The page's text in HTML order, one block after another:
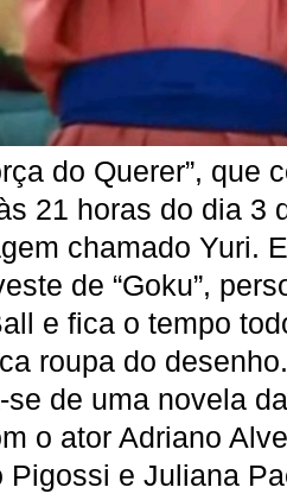
do Querer”, que
21 horas do dia 3
chamado Yuri.
de “Goku”,
e fica o tempo
roupa do
de uma novela
o ator Adriano
Pigossi e Juliana